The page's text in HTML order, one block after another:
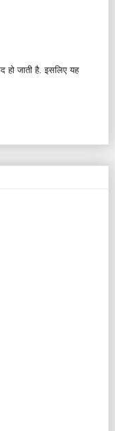
हो जाती है.इसलिए यह